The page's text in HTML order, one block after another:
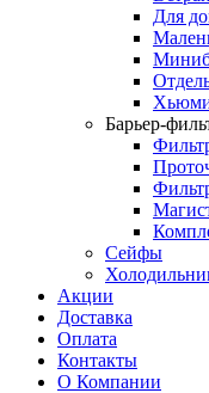
Для
Барьер-
Сейфы
Акции
Доставка
Оплата
Контакты
О Компании